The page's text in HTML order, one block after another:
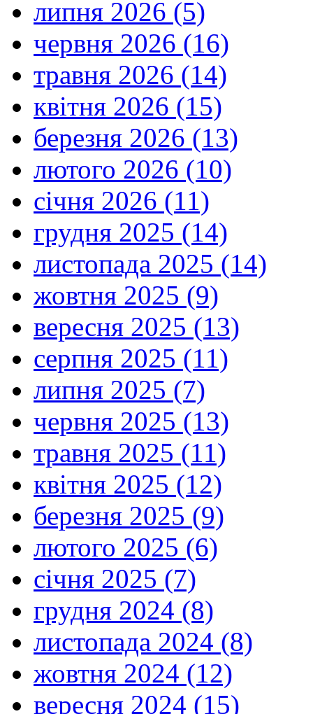
липня 2026 (5)
червня 2026 (16)
травня 2026 (14)
квітня 2026 (15)
березня 2026 (13)
лютого 2026 (10)
січня 2026 (11)
грудня 2025 (14)
листопада 2025 (14)
жовтня 2025 (9)
вересня 2025 (13)
серпня 2025 (11)
липня 2025 (7)
червня 2025 (13)
травня 2025 (11)
квітня 2025 (12)
березня 2025 (9)
лютого 2025 (6)
січня 2025 (7)
грудня 2024 (8)
листопада 2024 (8)
жовтня 2024 (12)
вересня 2024 (15)